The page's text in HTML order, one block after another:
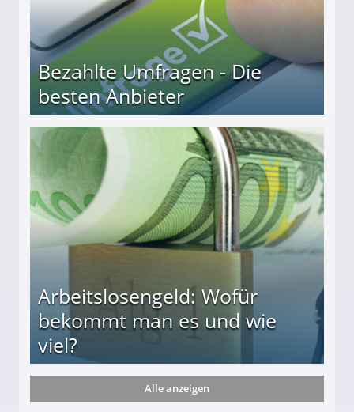
Bezahlte Umfragen - Die
besten Anbieter
Arbeitslosengeld: Wofür
bekommt man es und wie
viel?
und wie viel?
Alle anzeigen